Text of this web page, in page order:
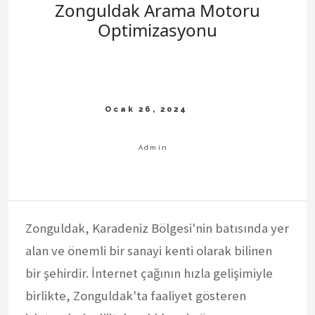
Zonguldak Arama Motoru
Optimizasyonu
Zonguldak, Karadeniz Bölgesi'nin batısında yer
alan ve önemli bir sanayi kenti olarak bilinen
bir şehirdir. İnternet çağının hızla gelişimiyle
birlikte, Zonguldak'ta faaliyet gösteren